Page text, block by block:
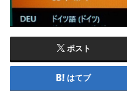
ポスト
はてブ